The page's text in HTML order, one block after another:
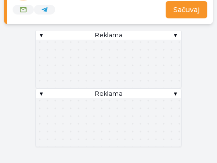
Sačuvaj
▾ Reklama ▾
▾ Reklama ▾